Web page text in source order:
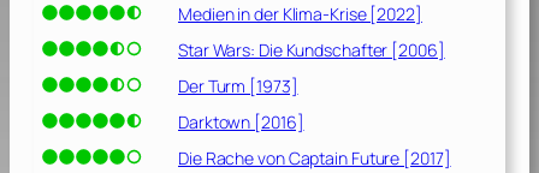
Medien in der Klima-Krise [2022]
Star Wars: Die Kundschafter [2006]
Der Turm [1973]
Darktown [2016]
Die Rache von Captain Future [2017]